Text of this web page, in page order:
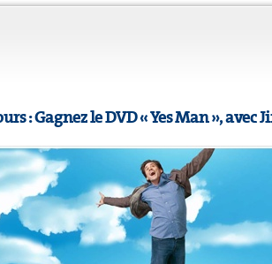
: Gagnez le DVD « Yes Man », avec